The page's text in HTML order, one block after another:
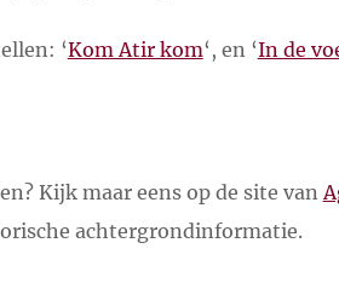
‘Kom Atir kom‘, en ‘In de
Kijk maar eens op de site van
achtergrondinformatie.